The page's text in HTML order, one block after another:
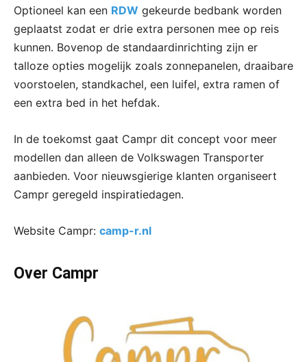
Optioneel kan een RDW gekeurde bedbank worden
geplaatst zodat er drie extra personen mee op reis
kunnen. Bovenop de standaardinrichting zijn er
talloze opties mogelijk zoals zonnepanelen, draaibare
voorstoelen, standkachel, een luifel, extra ramen of
een extra bed in het hefdak.
In de toekomst gaat Campr dit concept voor meer
modellen dan alleen de Volkswagen Transporter
aanbieden. Voor nieuwsgierige klanten organiseert
Campr geregeld inspiratiedagen.
Website Campr: camp-r.nl
Over Campr